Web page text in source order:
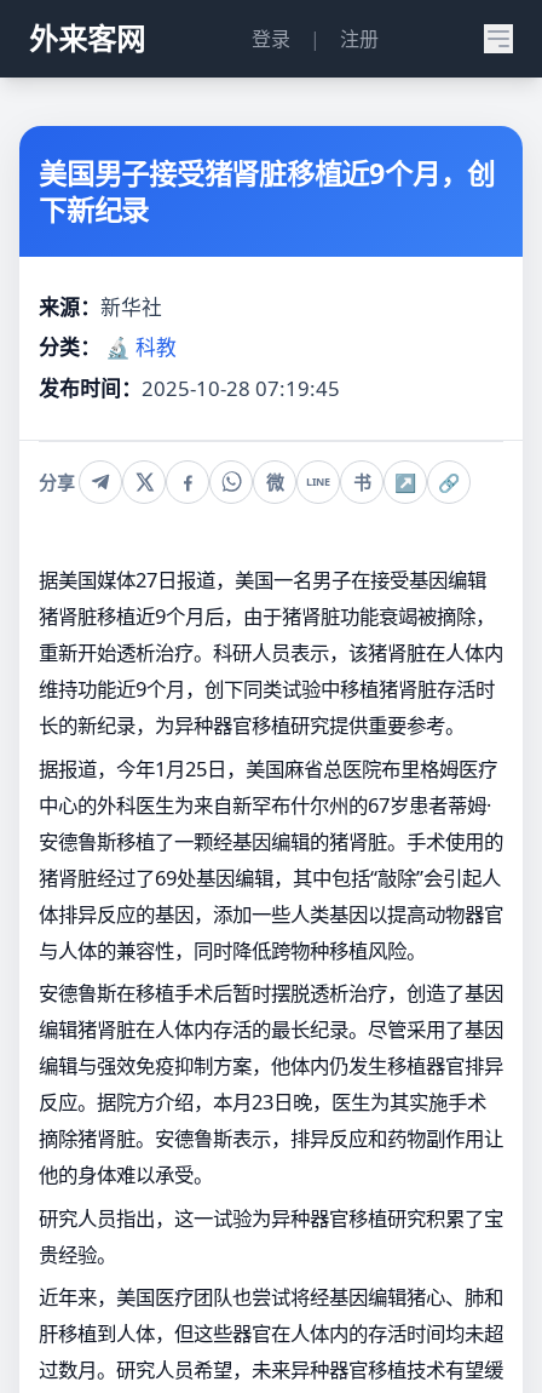
外来客网 登录 | 注册
美国男子接受猪肾脏移植近9个月，创
下新纪录
来源： 新华社
分类：
🔬 科教
发布时间： 2025-10-28 07:19:45
分享 微 LINE 书 ↗ 🔗
据美国媒体27日报道，美国一名男子在接受基因编辑
猪肾脏移植近9个月后，由于猪肾脏功能衰竭被摘除，
重新开始透析治疗。科研人员表示，该猪肾脏在人体内
维持功能近9个月，创下同类试验中移植猪肾脏存活时
长的新纪录，为异种器官移植研究提供重要参考。
据报道，今年1月25日，美国麻省总医院布里格姆医疗
中心的外科医生为来自新罕布什尔州的67岁患者蒂姆·
安德鲁斯移植了一颗经基因编辑的猪肾脏。手术使用的
猪肾脏经过了69处基因编辑，其中包括“敲除”会引起人
体排异反应的基因，添加一些人类基因以提高动物器官
与人体的兼容性，同时降低跨物种移植风险。
安德鲁斯在移植手术后暂时摆脱透析治疗，创造了基因
编辑猪肾脏在人体内存活的最长纪录。尽管采用了基因
编辑与强效免疫抑制方案，他体内仍发生移植器官排异
反应。据院方介绍，本月23日晚，医生为其实施手术
摘除猪肾脏。安德鲁斯表示，排异反应和药物副作用让
他的身体难以承受。
研究人员指出，这一试验为异种器官移植研究积累了宝
贵经验。
近年来，美国医疗团队也尝试将经基因编辑猪心、肺和
肝移植到人体，但这些器官在人体内的存活时间均未超
过数月。研究人员希望，未来异种器官移植技术有望缓